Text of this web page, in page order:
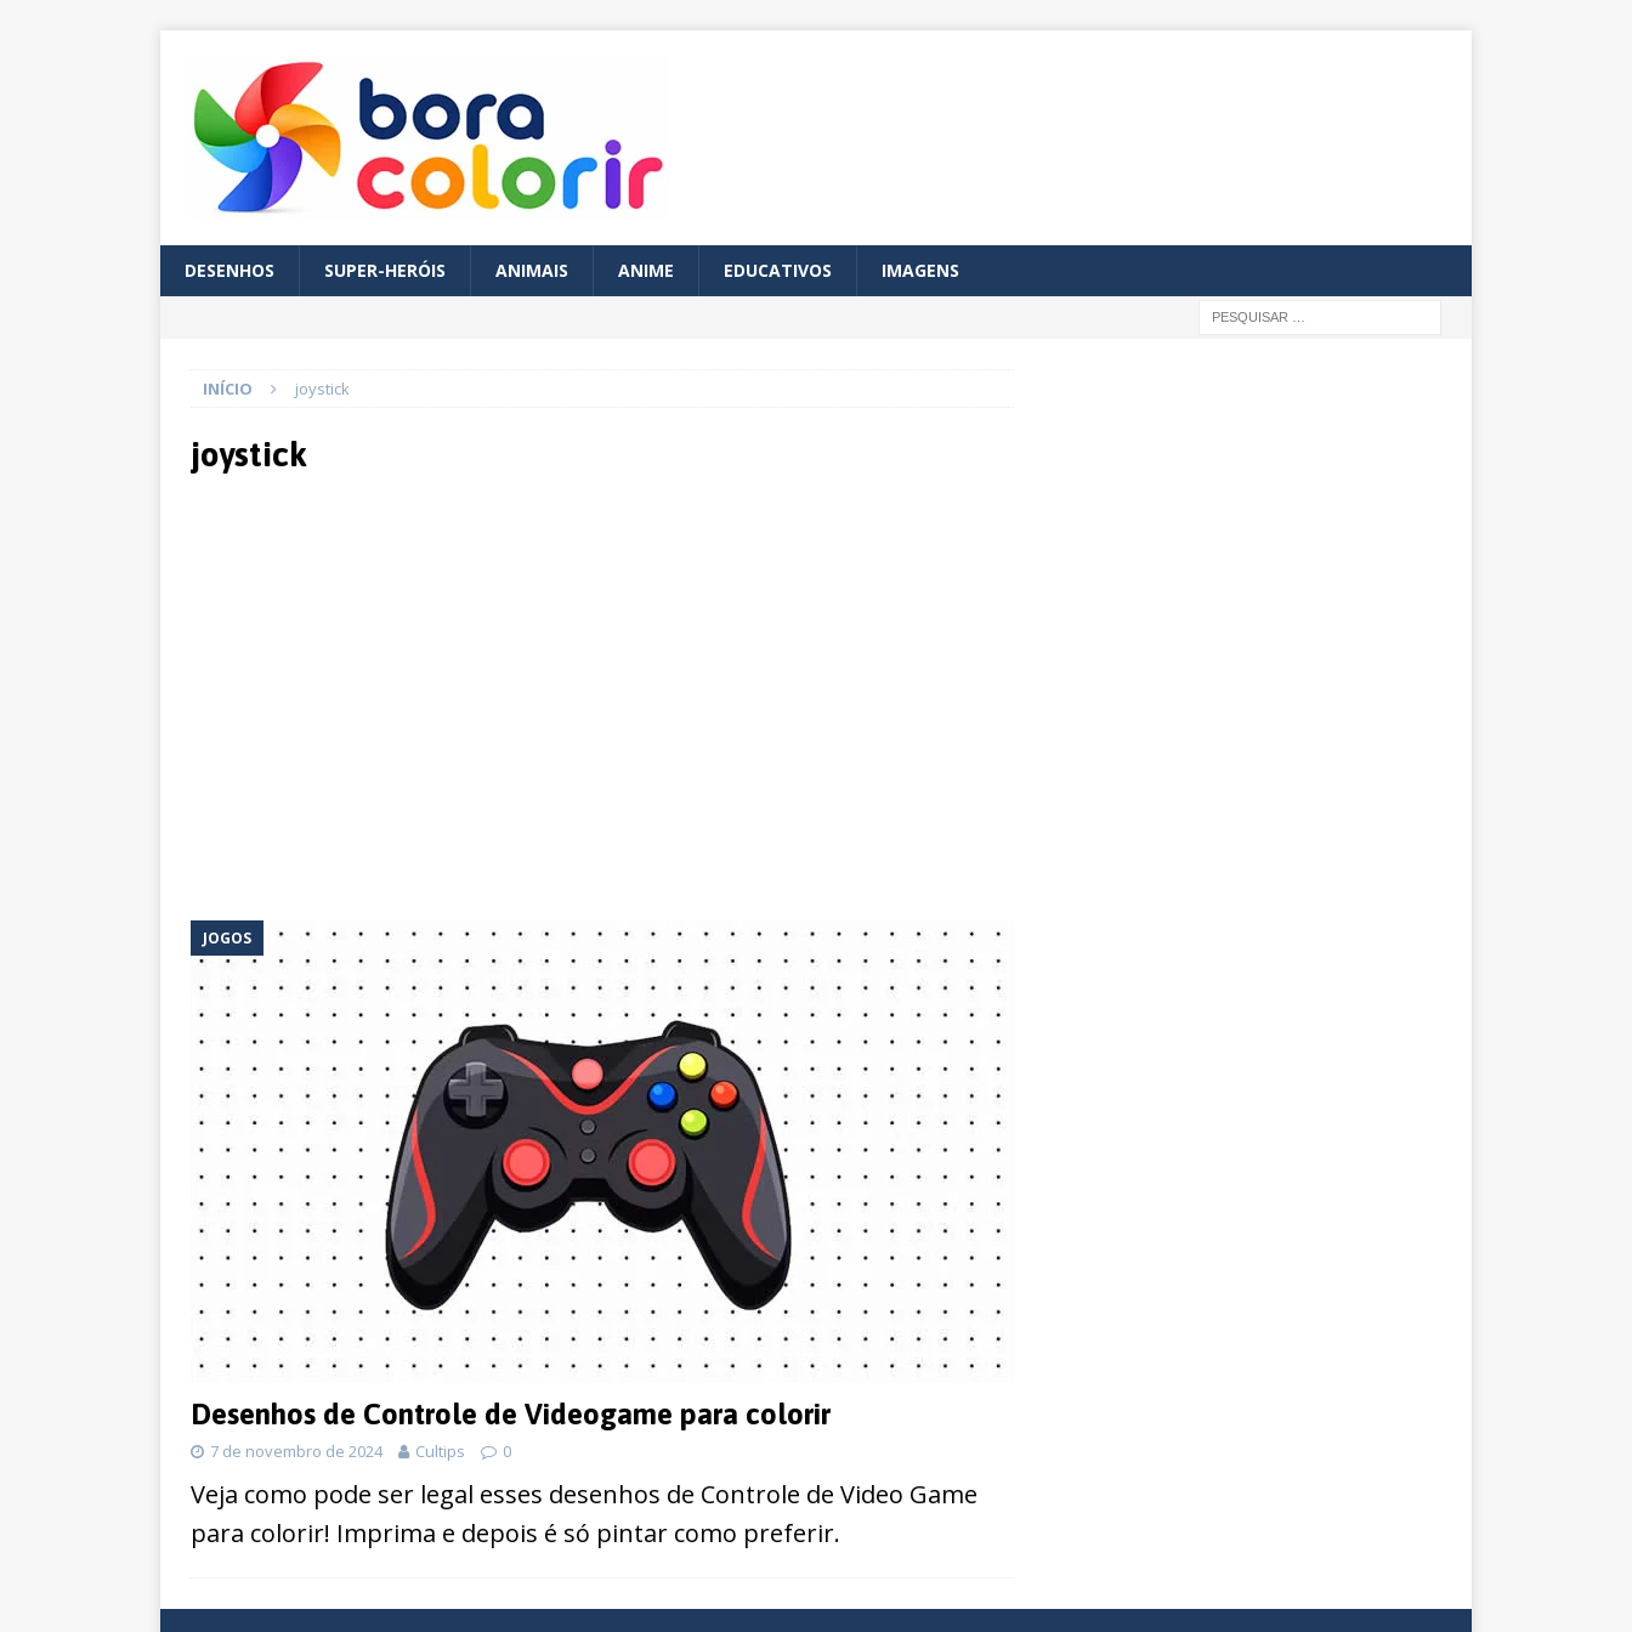
DESENHOS SUPER-HERÓIS ANIMAIS ANIME EDUCATIVOS IMAGENS
INÍCIO joystick
joystick
JOGOS
Desenhos de Controle de Videogame para colorir
7 de novembro de 2024 Cultips 0
Veja como pode ser legal esses desenhos de Controle de Video Game
para colorir! Imprima e depois é só pintar como preferir.